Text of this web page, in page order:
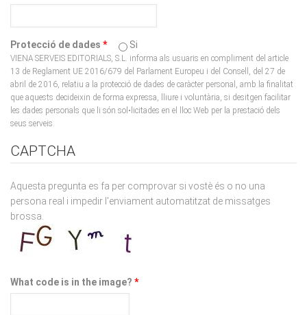
VIENA SERVEIS EDITORIALS, S.L. informa als usuaris en compliment del article
13 de Reglament UE 2016/679 del Parlament Europeu i del Consell, del 27 de
abril de 2016, relatiu a la protecció de dades de caràcter personal, amb la finalitat
que aquests decideixin de forma expressa, lliure i voluntària, si desitgen facilitar
les dades personals que li són sol•licitades en el lloc Web per la prestació dels
seus serveis.
CAPTCHA
Aquesta pregunta es fa per comprovar si vostè és o no una
brossa.
What code is in the image?
Enter the characters shown in the image.